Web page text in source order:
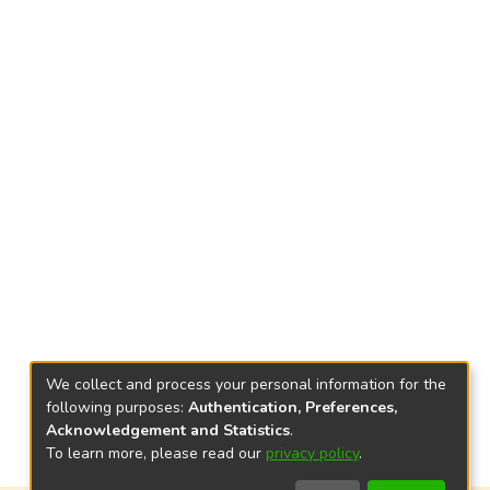
We collect and process your personal information for the
following purposes: Authentication, Preferences,
Acknowledgement and Statistics.
To learn more, please read our privacy policy.